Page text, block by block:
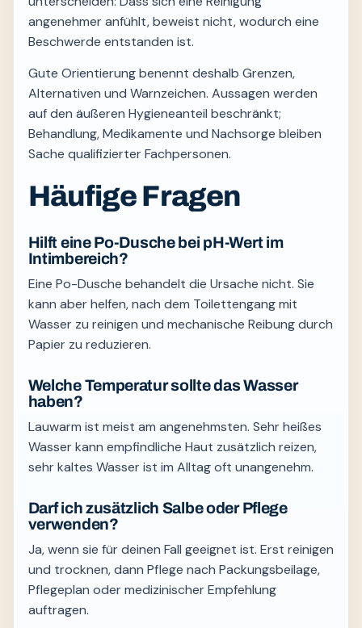
angenehmer anfühlt, beweist nicht, wodurch eine
Beschwerde entstanden ist.
Gute Orientierung benennt deshalb Grenzen,
Alternativen und Warnzeichen. Aussagen werden
auf den äußeren Hygieneanteil beschränkt;
Behandlung, Medikamente und Nachsorge bleiben
Sache qualifizierter Fachpersonen.
Häufige Fragen
Hilft eine Po-Dusche bei pH-Wert im
Intimbereich?
Eine Po-Dusche behandelt die Ursache nicht. Sie
kann aber helfen, nach dem Toilettengang mit
Wasser zu reinigen und mechanische Reibung durch
Papier zu reduzieren.
Welche Temperatur sollte das Wasser
haben?
Lauwarm ist meist am angenehmsten. Sehr heißes
Wasser kann empfindliche Haut zusätzlich reizen,
sehr kaltes Wasser ist im Alltag oft unangenehm.
Darf ich zusätzlich Salbe oder Pflege
verwenden?
Ja, wenn sie für deinen Fall geeignet ist. Erst reinigen
und trocknen, dann Pflege nach Packungsbeilage,
Pflegeplan oder medizinischer Empfehlung
auftragen.